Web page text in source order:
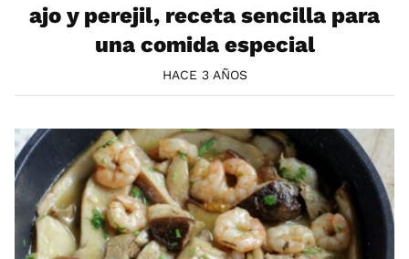
ajo y perejil, receta sencilla para
una comida especial
HACE 3 AÑOS